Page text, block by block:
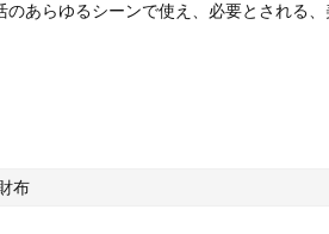
あらゆるシーンで使え、必要とされる
布